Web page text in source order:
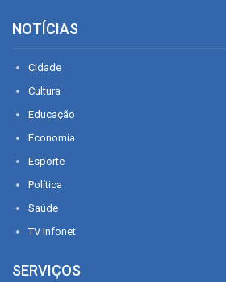
NOTÍCIAS
Cidade
Cultura
Educação
Economia
Esporte
Política
Saúde
TV Infonet
SERVIÇOS